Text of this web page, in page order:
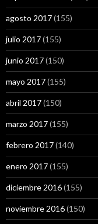
agosto 2017(155)
julio 2017(155)
junio 2017(150)
mayo 2017(155)
abril 2017(150)
marzo 2017(155)
febrero 2017(140)
enero 2017(155)
diciembre 2016(155)
noviembre 2016(150)